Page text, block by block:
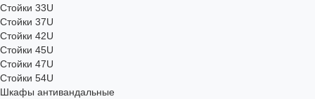
Стойки 33U
Стойки 37U
Стойки 42U
Стойки 45U
Стойки 47U
Стойки 54U
Шкафы антивандальные